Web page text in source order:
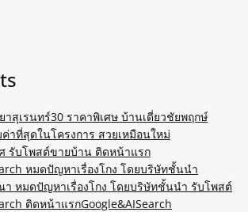
สุเรนทร์30 ราคาพิเศษ บ้านเดี่ยวชัยพฤกษ์
าที่สุดในโครงการ สวยเหมือนใหม่
รับโพสต์ขายบ้าน ติดหน้าแรก
หมดปัญหาเรื่องโกง โดยบริษัทชั้นนำ
หมดปัญหาเรื่องโกง โดยบริษัทชั้นนำ รับโพสต์
ติดหน้าแรกGoogle&AISearch